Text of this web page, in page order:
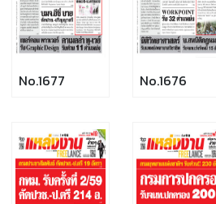
No.1677 No.1676